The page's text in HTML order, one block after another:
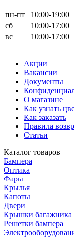
пн-пт
10:00-19:00
сб
10:00-17:00
вс
10:00-17:00
Акции
Вакансии
Документы
О магазине
Как узнать
Как заказать
Правила
Статьи
Каталог товаров
Бампера
Оптика
Фары
Крылья
Капоты
Двери
Крышки багажника
Решетки бампера